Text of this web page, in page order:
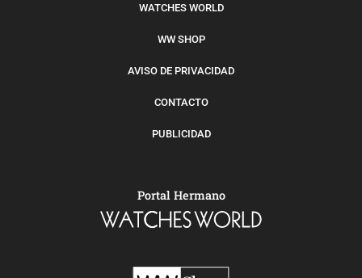
WATCHES WORLD
WW SHOP
AVISO DE PRIVACIDAD
CONTACTO
PUBLICIDAD
Portal Hermano